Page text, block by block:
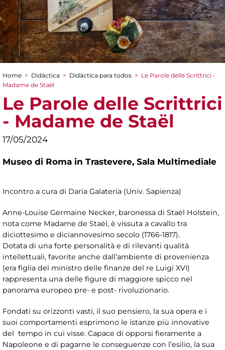
You are here
Home > Didáctica > Didáctica para todos > Le Parole delle Scrittrici -
Madame de Staël
Le Parole delle Scrittrici
- Madame de Staël
17/05/2024
Museo di Roma in Trastevere, Sala Multimediale
Incontro a cura di Daria Galateria (Univ. Sapienza)
Anne-Louise Germaine Necker, baronessa di Staël Holstein,
nota come Madame de Staël, è vissuta a cavallo tra
diciottesimo e diciannovesimo secolo (1766-1817).
Dotata di una forte personalità e di rilevanti qualità
intellettuali, favorite anche dall’ambiente di provenienza
(era figlia del ministro delle finanze del re Luigi XVI)
rappresenta una delle figure di maggiore spicco nel
panorama europeo pre- e post- rivoluzionario.
Fondati su orizzonti vasti, il suo pensiero, la sua opera e i
suoi comportamenti esprimono le istanze più innovative
del tempo in cui visse. Capace di opporsi fieramente a
Napoleone e di pagarne le conseguenze con l’esilio, la sua